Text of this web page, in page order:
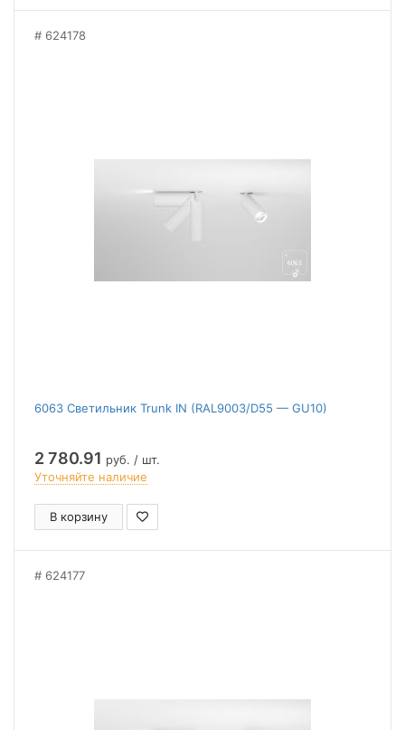
624178
6063 Светильник Trunk IN (RAL9003/D55 — GU10)
2 780.91 руб. / шт.
Уточняйте наличие
В корзину
624177